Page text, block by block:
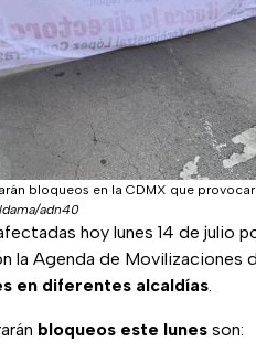
bloqueos en la CDMX que
adn40
hoy lunes 14 de julio
la Agenda de Movilizaciones
en diferentes alcaldías.
bloqueos este lunes son: